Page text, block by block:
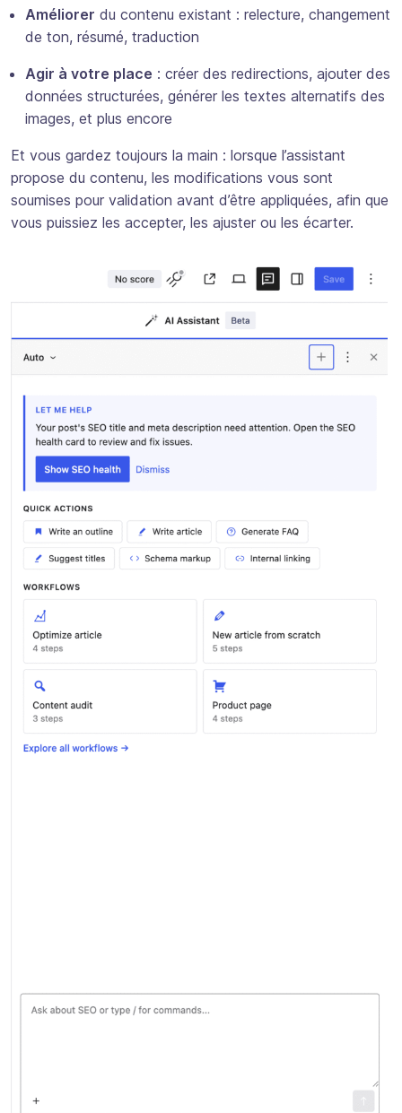
Améliorer du contenu existant : relecture, changement
de ton, résumé, traduction
Agir à votre place : créer des redirections, ajouter des
données structurées, générer les textes alternatifs des
images, et plus encore
Et vous gardez toujours la main : lorsque l’assistant
propose du contenu, les modifications vous sont
soumises pour validation avant d’être appliquées, afin que
vous puissiez les accepter, les ajuster ou les écarter.